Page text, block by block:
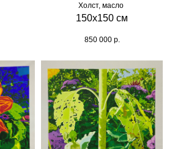
Холст, масло
150х150 см
850 000 р.